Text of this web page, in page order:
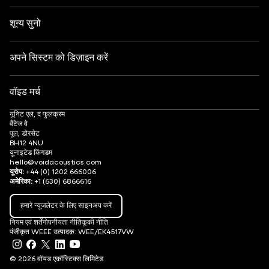
शून्य सुनो
अपने सिस्टम को डिज़ाइन करें
वॉइड मर्च
© 2026 वॉयड एकॉस्टिक्स लिमिटेड
नियम एवं शर्तेंगोपनीयता नीतिकूकी नीति
पंजीकृत WEEE उत्पादक: WEE/EK4517VW
यूनिट एल, द फुलक्रम
वैंटेज वे
पूल, डोरसेट
BH12 4NU
यूनाइटेड किंगडम
hello@voidacoustics.com
यूरोप: +44 (0) 1202 666006
अमेरिका: +1 (630) 6866616
हमारे न्यूजलेटर के लिए साइनअप करें